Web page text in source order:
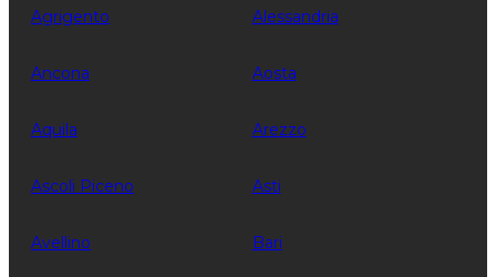
Agrigento Alessandria
Ancona Aosta
Aquila Arezzo
Ascoli Piceno Asti
Avellino Bari